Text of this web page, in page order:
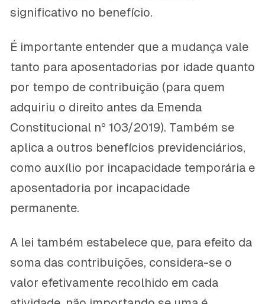
significativo no benefício.
É importante entender que a mudança vale
tanto para aposentadorias por idade quanto
por tempo de contribuição (para quem
adquiriu o direito antes da Emenda
Constitucional nº 103/2019). Também se
aplica a outros benefícios previdenciários,
como auxílio por incapacidade temporária e
aposentadoria por incapacidade
permanente.
A lei também estabelece que, para efeito da
soma das contribuições, considera-se o
valor efetivamente recolhido em cada